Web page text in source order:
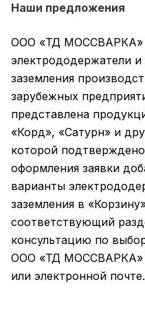
Наши предложения
ООО «ТД МОССВАРКА»
электрододержатели
заземления
зарубежных
представлена
«Корд», «Сатурн» и
которой
оформления заявки
варианты
заземления в
соответствующий
консультацию по
ООО «ТД МОССВАРКА»
или электронной почте.